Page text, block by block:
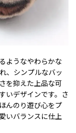
ようなやわらかな
、シンプルなバッ
を抑えた上品な可
いデザインです。さ
んのり遊び心をプ
いバランスに仕上